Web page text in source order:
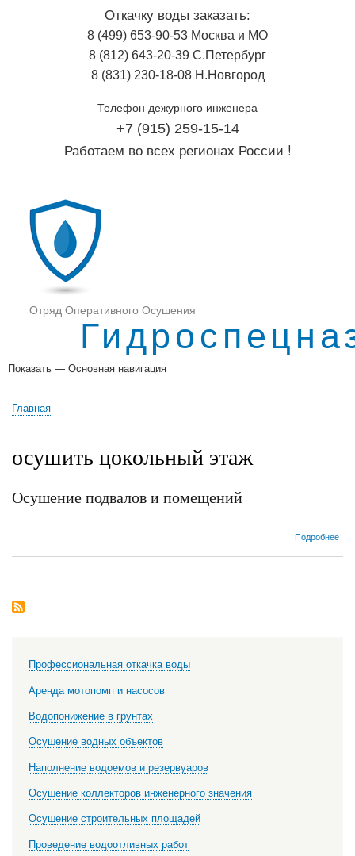
Перейти
к
основному
содержанию
Откачку воды заказать:
8 (499) 653-90-53 Москва и МО
8 (812) 643-20-39 С.Петербург
8 (831) 230-18-08 Н.Новгород
Телефон дежурного инженера
+7 (915) 259-15-14
Работаем во всех регионах России !
Отряд Оперативного Осушения
Основная
Показать — Основная навигация
Отряд Гидроспецназ
Работы и услуги
Оборудование
Галерея
Закупаем
Контакты
Строка
Главная
осушить цокольный этаж
Осушение подвалов и помещений
Подробнеео
Профессиональная откачка воды
Аренда мотопомп и насосов
Водопонижение в грунтах
Осушение водных объектов
Наполнение водоемов и резервуаров
Осушение коллекторов инженерного значения
Осушение строительных площадей
Проведение водоотливных работ